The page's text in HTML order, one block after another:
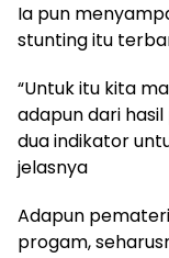
Ia pun
stunting itu
“Untuk itu kita
adapun dari
dua indikator
jelasnya
Adapun
progam,